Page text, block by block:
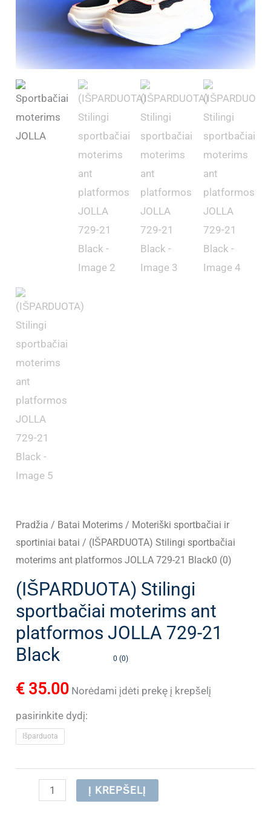
Pradžia / Batai Moterims / Moteriški sportbačiai ir
sportiniai batai / (IŠPARDUOTA) Stilingi sportbačiai
moterims ant platformos JOLLA 729-21 Black0 (0)
(IŠPARDUOTA) Stilingi
sportbačiai moterims ant
platformos JOLLA 729-21
Black
0 (0)
€ 35.00 Norėdami įdėti prekę į krepšelį
pasirinkite dydį:
Išparduota
produkto
Į KREPŠELĮ